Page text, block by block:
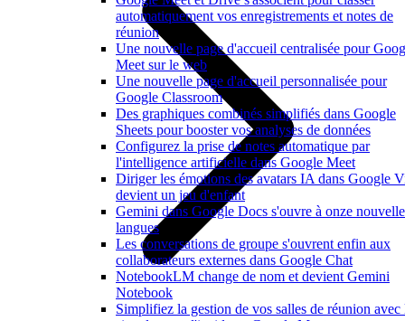
automatiquement vos enregistrements et notes de
réunion
Une nouvelle page d'accueil centralisée pour
Meet sur le web
Une nouvelle page d'accueil personnalisée pour
Google Classroom
Des graphiques combinés simplifiés dans Google
Sheets pour booster vos analyses de données
Configurez la prise de notes automatique par
l'intelligence artificielle dans Google Meet
Diriger les émotions des avatars IA dans Google
devient un jeu d'enfant
Gemini dans Google Docs s'ouvre à onze
langues
Les conversations de groupe s'ouvrent enfin aux
collaborateurs externes dans Google Chat
NotebookLM change de nom et devient Gemini
Notebook
Simplifiez la gestion de vos salles de réunion avec